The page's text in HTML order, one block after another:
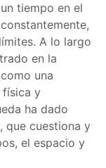
tiempo en el
A lo largo
en la
una
física y
ha dado
que cuestiona y
el espacio y